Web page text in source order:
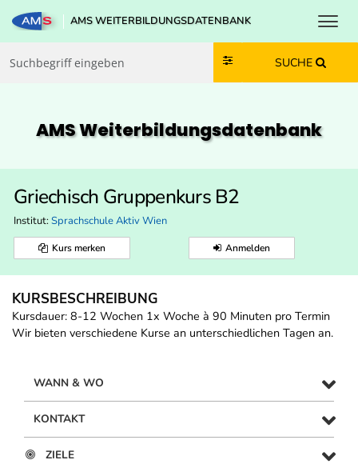
Zum Inhalt springen
Zum Navmenü springen
Zur Suche springen
Zur Footer springen
AMS WEITERBILDUNGSDATENBANK
SUCHE
AMS Weiterbildungs­datenbank
Griechisch Gruppenkurs B2
Institut: Sprachschule Aktiv Wien
Kurs merken Anmelden
KURSBESCHREIBUNG
Kursdauer: 8-12 Wochen 1x Woche à 90 Minuten pro Termin
Wir bieten verschiedene Kurse an unterschiedlichen Tagen an.
WANN & WO
KONTAKT
ZIELE